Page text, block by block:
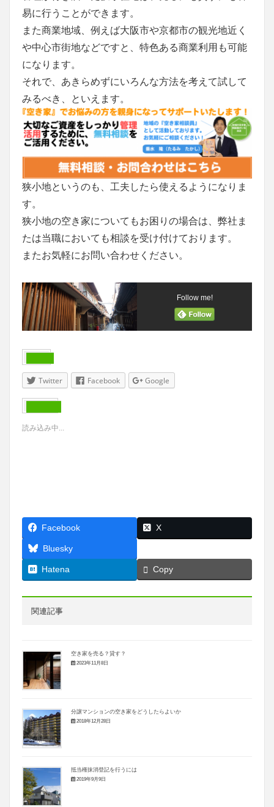
易に行うことができます。
また商業地域、例えば大阪市や京都市の観光地近く
や中心市街地などですと、特色ある商業利用も可能
になります。
それで、あきらめずにいろんな方法を考えて試して
みるべき、といえます。
狭小地というのも、工夫したら使えるようになりま
す。
狭小地の空き家についてもお困りの場合は、弊社ま
たは当職においても相談を受け付けております。
またお気軽にお問い合わせください。
Follow me!
Twitter Facebook Google
読み込み中...
Facebook X
Bluesky
Hatena Copy
関連記事
空き家を売る？貸す？
2023年11月8日
分譲マンションの空き家をどうしたらよいか
2018年12月28日
抵当権抹消登記を行うには
2019年9月9日